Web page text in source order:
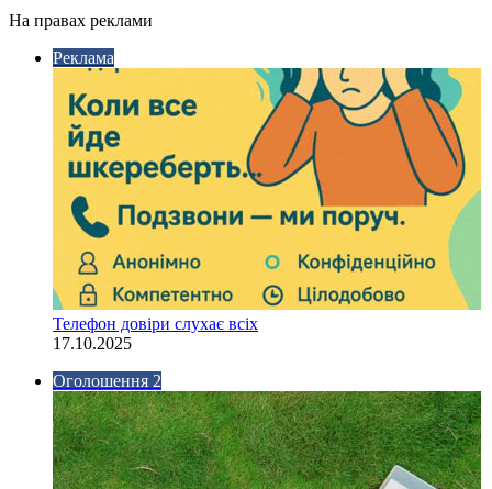
На правах реклами
Реклама
Телефон довіри слухає всіх
17.10.2025
Оголошення 2